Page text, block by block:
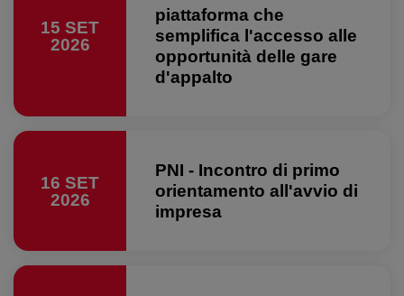
15 SET
2026
piattaforma che
semplifica l'accesso alle
opportunità delle gare
d'appalto
16 SET
2026
PNI - Incontro di primo
orientamento all'avvio di
impresa